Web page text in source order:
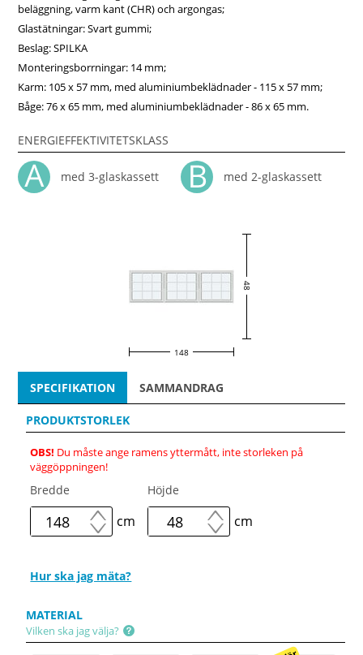
beläggning, varm kant (CHR) och argongas;
Glastätningar: Svart gummi;
Beslag: SPILKA
Monteringsborrningar: 14 mm;
Karm: 105 x 57 mm, med aluminiumbeklädnader - 115 x 57 mm;
Båge: 76 x 65 mm, med aluminiumbeklädnader - 86 x 65 mm.
ENERGIEFFEKTIVITETSKLASS
med 3-glaskassett med 2-glaskassett
48
148
SPECIFIKATION SAMMANDRAG
PRODUKTSTORLEK
OBS! Du måste ange ramens yttermått, inte storleken på
väggöppningen!
Bredde
cm
Höjde
cm
Hur ska jag mäta?
MATERIAL
Vilken ska jag välja?